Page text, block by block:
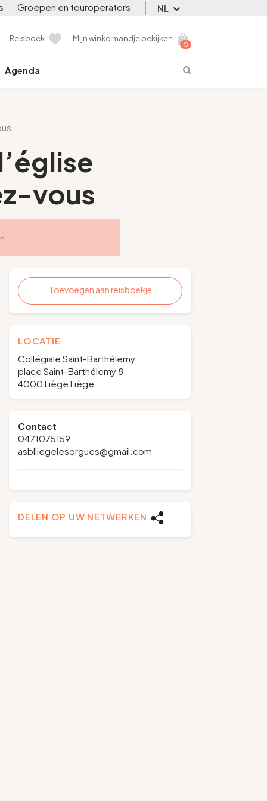
Groepen en touroperators NL
Reisboek
0
Mijn winkelmandje bekijken
Agenda
vous
Toevoegen aan reisboekje
LOCATIE
Collégiale Saint-Barthélemy
place Saint-Barthélemy 8
4000 Liège Liège
Contact
0471075159
asblliegelesorgues@gmail.com
DELEN OP UW NETWERKEN